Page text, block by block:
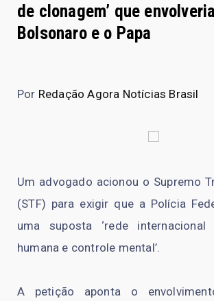
de clonagem’ que
Bolsonaro e o Papa
Por Redação Agora Notícias Brasil
Um advogado acionou o Supremo
(STF) para exigir que a Polícia
uma suposta ‘rede internacional
humana e controle mental’.
A petição aponta o